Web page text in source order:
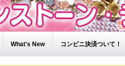
What's New コンビニ決済ついて！